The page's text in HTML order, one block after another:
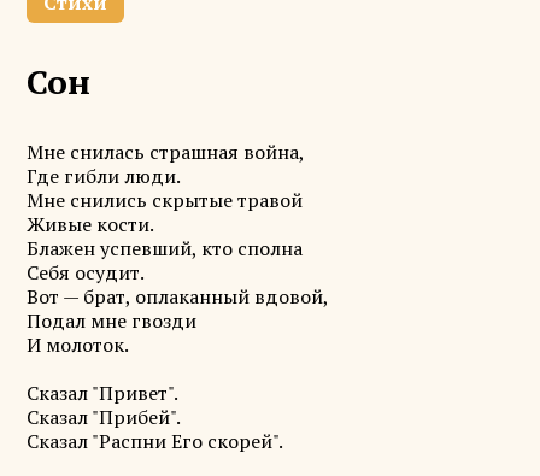
Сон
Мне снилась страшная война,
Где гибли люди.
Мне снились скрытые травой
Живые кости.
Блажен успевший, кто сполна
Себя осудит.
Вот — брат, оплаканный вдовой,
Подал мне гвозди
И молоток.
Сказал "Привет".
Сказал "Прибей".
Сказал "Распни Его скорей".